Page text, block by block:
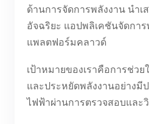
ด้านการจัดการพลังงาน นำเ
อัจฉริยะ แอปพลิเคชันจัดการ
แพลตฟอร์มคลาวด์
เป้าหมายของเราคือการช่ว
และประหยัดพลังงานอย่างมี
ไฟฟ้าผ่านการตรวจสอบและ